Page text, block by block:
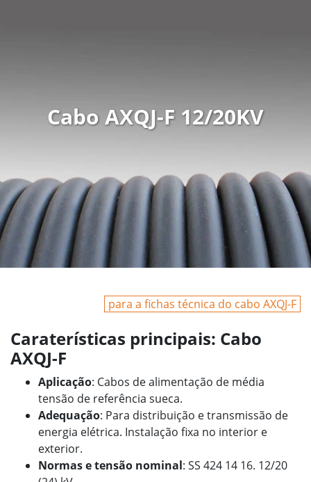
Cabo AXQJ-F 12/20KV
para a fichas técnica do cabo AXQJ-F
Caraterísticas principais: Cabo
AXQJ-F
Aplicação: Cabos de alimentação de média
tensão de referência sueca.
Adequação: Para distribuição e transmissão de
energia elétrica. Instalação fixa no interior e
exterior.
Normas e tensão nominal: SS 424 14 16. 12/20